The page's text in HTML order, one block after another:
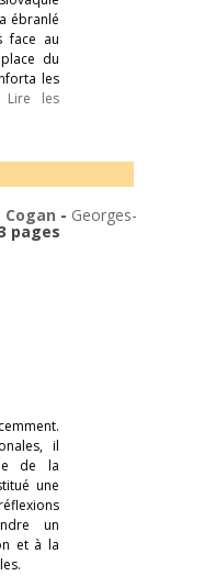
ébranlé
face au
du
les
Lire les
- Georges-
pages
il
de la
une
un
et à la